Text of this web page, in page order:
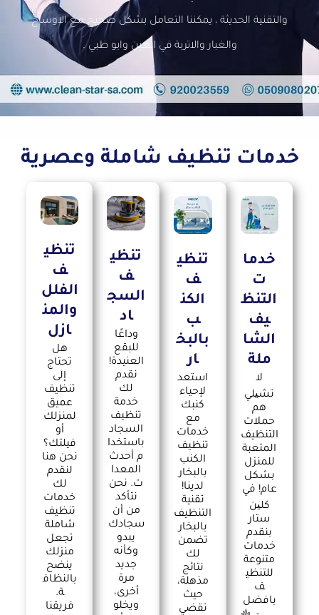
والتقنية الحديثة ، يمكننا التعامل بشكل صحيح مع الاوساخ
والغبار والاتربة في العين وابو ظبي .
خدمات تنظيف شاملة وعصرية
خدما
ت
التنظ
يف
الشا
ملة
لا
تشیلي
هم
حملات
التنظيف
المتعبة
للمنزل
بشكل
عام! في
كلین
ستار
بنقدم
خدمات
متنوعة
للتنظي
ف
بافضل
تنظي
ف
الكن
ب
بالبخ
ار
استعد
لإحياء
كنبك
مع
خدمات
تنظيف
الكنب
بالبخار
لدينا!
تقنية
التنظيف
بالبخار
تضمن
لك
نتائج
مذهلة،
حيث
تقضي
تنظي
ف
السج
اد
وداعًا
للبقع
العنيدة!
نقدم
لك
خدمة
تنظيف
السجاد
باستخدا
م أحدث
المعدا
ت. نحن
نتأكد
من أن
سجادك
يبدو
وكأنه
جديد
مرة
أخرى،
ويخلو
تنظي
ف
الفلل
والمن
ازل
هل
تحتاج
إلى
تنظيف
عميق
لمنزلك
أو
فيلتك؟
نحن هنا
لنقدم
لك
خدمات
تنظيف
شاملة
تجعل
منزلك
ينضح
بالنظاف
ة.
فريقنا